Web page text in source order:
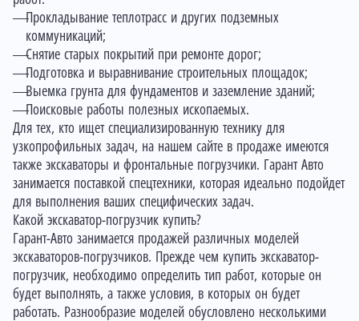
Прокладывание теплотрасс и других подземных
коммуникаций;
Снятие старых покрытий при ремонте дорог;
Подготовка и выравнивание строительных площадок;
Выемка грунта для фундаментов и заземление зданий;
Поисковые работы полезных ископаемых.
Для тех, кто ищет специализированную технику для
узкопрофильных задач, на нашем сайте в продаже имеются
также экскаваторы и фронтальные погрузчики. Гарант Авто
занимается поставкой спецтехники, которая идеально подойдет
для выполнения ваших специфических задач.
Какой экскаватор-погрузчик купить?
Гарант-Авто занимается продажей различных моделей
экскаваторов-погрузчиков. Прежде чем купить экскаватор-
погрузчик, необходимо определить тип работ, которые он
будет выполнять, а также условия, в которых он будет
работать. Разнообразие моделей обусловлено несколькими